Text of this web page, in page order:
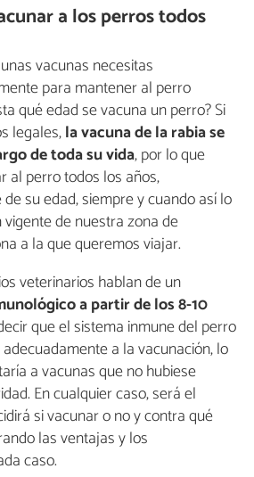
a los perros todos
vacunas necesitas
para mantener al perro
qué edad se vacuna un perro? Si
legales,la vacuna de la rabia se
de toda su vida, por lo que
al perro todos los años,
su edad, siempre y cuando así lo
de nuestra zona de
a la que queremos viajar.
veterinarios hablan de un
a partir de los8-10
que el sistema inmune del perro
a la vacunación, lo
a vacunas que no hubiese
En cualquier caso, será el
si vacunar o no y contra qué
las ventajas y los
caso.